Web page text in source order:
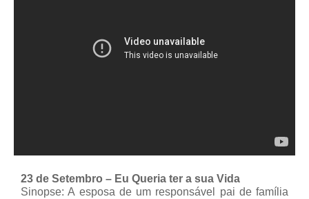
23 de Setembro – Eu Queria ter a sua Vida
Sinopse: A esposa de um responsável pai de família